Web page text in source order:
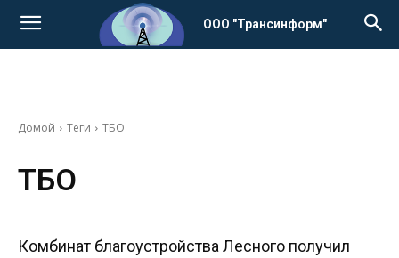
ООО "Трансинформ"
Домой Теги ТБО
ТБО
Комбинат благоустройства Лесного получил